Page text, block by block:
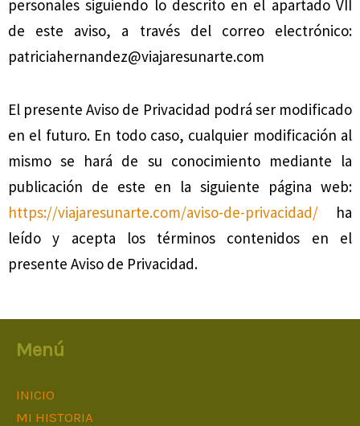
personales siguiendo lo descrito en el apartado VII
de este aviso, a través del correo electrónico:
patriciahernandez@viajaresunarte.com
El presente Aviso de Privacidad podrá ser modificado
en el futuro. En todo caso, cualquier modificación al
mismo se hará de su conocimiento mediante la
publicación de este en la siguiente página web:
https://viajaresunarte.com/aviso-de-privacidad/ ha
leído y acepta los términos contenidos en el
presente Aviso de Privacidad.
Menú
INICIO
MI HISTORIA